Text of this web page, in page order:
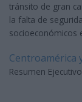
tránsito de gran
la falta de
socioeconómicos
Centroamérica
Resumen